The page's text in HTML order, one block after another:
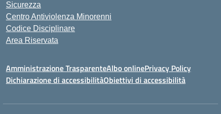
Sicurezza
Centro Antiviolenza Minorenni
Codice Disciplinare
Area Riservata
Amministrazione TrasparenteAlbo onlinePrivacy Policy
Dichiarazione di accessibilitàObiettivi di accessibilità